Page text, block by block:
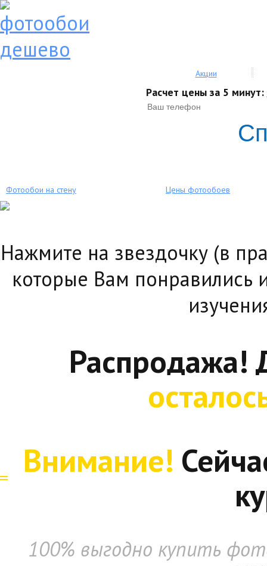
Акции
Расчет цены за 5 минут:
Фотообои на стену Цены фотообоев
Нажмите на звездочку (в
которые Вам понравились
Распродажа!
Внимание!
100% выгодно купить